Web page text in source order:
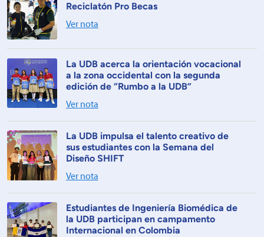
Reciclatón Pro Becas
Ver nota
La UDB acerca la orientación vocacional
a la zona occidental con la segunda
edición de “Rumbo a la UDB”
Ver nota
La UDB impulsa el talento creativo de
sus estudiantes con la Semana del
Diseño SHIFT
Ver nota
Estudiantes de Ingeniería Biomédica de
la UDB participan en campamento
Internacional en Colombia